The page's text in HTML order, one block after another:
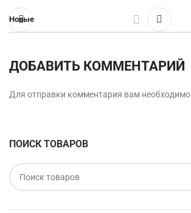
Новые
ДОБАВИТЬ КОММЕНТАРИЙ
Для отправки комментария вам необходимо
ПОИСК ТОВАРОВ